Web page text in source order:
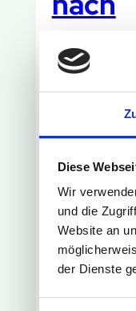
Diese
Wir
und die
Website an
der Dienste
Aufgrund
Sanierung
vom 6.
Oktober
Die Linien
und NE17
dieses